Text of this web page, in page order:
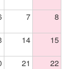
7 8
14
15
21
22